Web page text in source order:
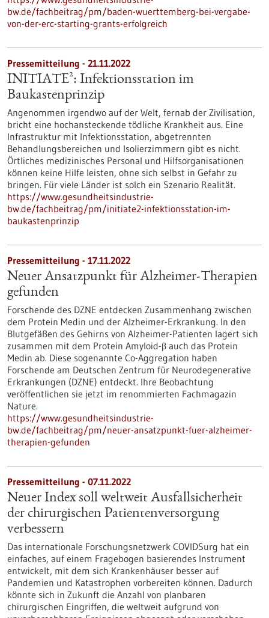
bw.de/fachbeitrag/pm/baden-wuerttemberg-bei-vergabe-
von-der-erc-starting-grants-erfolgreich
Pressemitteilung - 21.11.2022
INITIATE²: Infektionsstation im
Baukastenprinzip
Angenommen irgendwo auf der Welt, fernab der Zivilisation,
bricht eine hochansteckende tödliche Krankheit aus. Eine
Infrastruktur mit Infektionsstation, abgetrennten
Behandlungsbereichen und Isolierzimmern gibt es nicht.
Örtliches medizinisches Personal und Hilfsorganisationen
können keine Hilfe leisten, ohne sich selbst in Gefahr zu
bringen. Für viele Länder ist solch ein Szenario Realität.
https://www.gesundheitsindustrie-
bw.de/fachbeitrag/pm/initiate2-infektionsstation-im-
baukastenprinzip
Pressemitteilung - 17.11.2022
Neuer Ansatzpunkt für Alzheimer-Therapien
gefunden
Forschende des DZNE entdecken Zusammenhang zwischen
dem Protein Medin und der Alzheimer-Erkrankung. In den
Blutgefäßen des Gehirns von Alzheimer-Patienten lagert sich
zusammen mit dem Protein Amyloid-β auch das Protein
Medin ab. Diese sogenannte Co-Aggregation haben
Forschende am Deutschen Zentrum für Neurodegenerative
Erkrankungen (DZNE) entdeckt. Ihre Beobachtung
veröffentlichen sie jetzt im renommierten Fachmagazin
Nature.
https://www.gesundheitsindustrie-
bw.de/fachbeitrag/pm/neuer-ansatzpunkt-fuer-alzheimer-
therapien-gefunden
Pressemitteilung - 07.11.2022
Neuer Index soll weltweit Ausfallsicherheit
der chirurgischen Patientenversorgung
verbessern
Das internationale Forschungsnetzwerk COVIDSurg hat ein
einfaches, auf einem Fragebogen basierendes Instrument
entwickelt, mit dem sich Krankenhäuser besser auf
Pandemien und Katastrophen vorbereiten können. Dadurch
könnte sich in Zukunft die Anzahl von planbaren
chirurgischen Eingriffen, die weltweit aufgrund von